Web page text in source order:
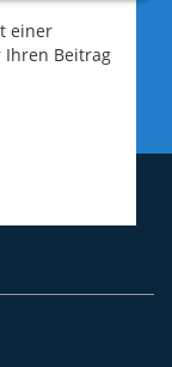
einer
Ihren Beitrag